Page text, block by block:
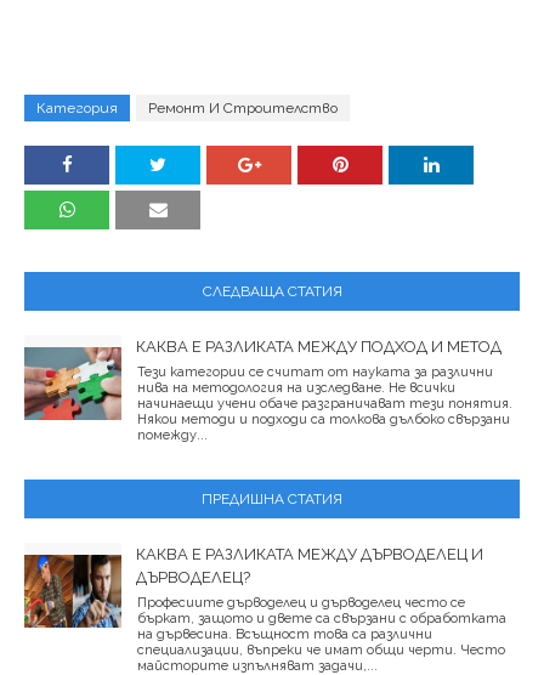
Категория Ремонт И Строителство
СЛЕДВАЩА СТАТИЯ
КАКВА Е РАЗЛИКАТА МЕЖДУ ПОДХОД И МЕТОД
Тези категории се считат от науката за различни
нива на методология на изследване. Не всички
начинаещи учени обаче разграничават тези понятия.
Някои методи и подходи са толкова дълбоко свързани
помежду...
ПРЕДИШНА СТАТИЯ
КАКВА Е РАЗЛИКАТА МЕЖДУ ДЪРВОДЕЛЕЦ И
ДЪРВОДЕЛЕЦ?
Професиите дърводелец и дърводелец често се
бъркат, защото и двете са свързани с обработката
на дървесина. Всъщност това са различни
специализации, въпреки че имат общи черти. Често
майсторите изпълняват задачи,...